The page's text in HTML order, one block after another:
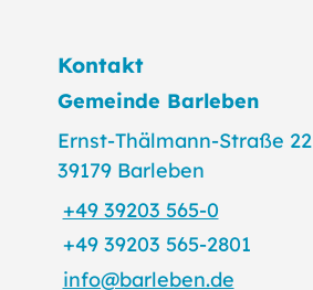
Kontakt
Gemeinde Barleben
Ernst-Thälmann-Straße 22
39179 Barleben
+49 39203 565-0
+49 39203 565-2801
info@barleben.de